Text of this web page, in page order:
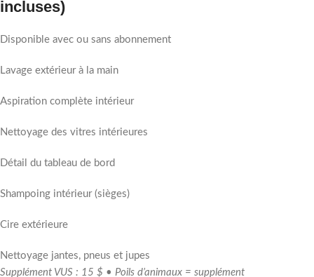
incluses)
Disponible avec ou sans abonnement
Lavage extérieur à la main
Aspiration complète intérieur
Nettoyage des vitres intérieures
Détail du tableau de bord
Shampoing intérieur (sièges)
Cire extérieure
Nettoyage jantes, pneus et jupes
Supplément VUS : 15 $ • Poils d’animaux = supplément